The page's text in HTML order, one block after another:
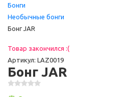
Бонги
Необычные бонги
Бонг JAR
Товар закончился :(
Артикул: LAZ0019
Бонг JAR